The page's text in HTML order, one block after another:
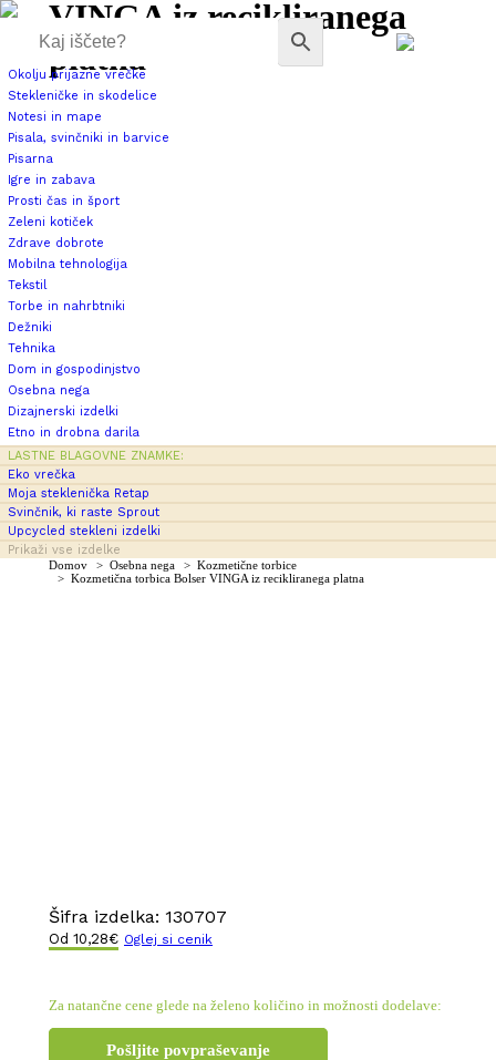
Okolju prijazne vrečke
Stekleničke in skodelice
Notesi in mape
Pisala, svinčniki in barvice
Pisarna
Igre in zabava
Prosti čas in šport
Zeleni kotiček
Zdrave dobrote
Mobilna tehnologija
Tekstil
Torbe in nahrbtniki
Dežniki
Tehnika
Dom in gospodinjstvo
Osebna nega
Dizajnerski izdelki
Etno in drobna darila
LASTNE BLAGOVNE ZNAMKE:
Eko vrečka
Moja steklenička Retap
Svinčnik, ki raste Sprout
Upcycled stekleni izdelki
Prikaži vse izdelke
You are here:
Domov Osebna nega
Kozmetične torbice
Kozmetična torbica Bolser VINGA iz recikliranega platna
VINGA iz recikliranega
platna
Šifra izdelka: 130707
Od 10,28€ Oglej si cenik
Za natančne cene glede na želeno količino in možnosti dodelave:
Pošljite povpraševanje